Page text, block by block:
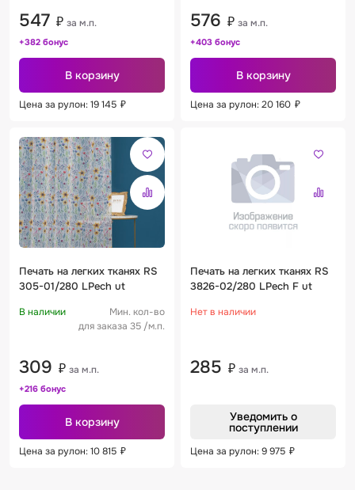
547 ₽ за м.п.
+382 бонус
В корзину
Цена за рулон: 19 145 ₽
576 ₽ за м.п.
+403 бонус
В корзину
Цена за рулон: 20 160 ₽
Печать на легких тканях RS
305-01/280 LPech ut
В наличии
Мин. кол-во
для заказа 35 /м.п.
309 ₽ за м.п.
+216 бонус
В корзину
Цена за рулон: 10 815 ₽
Печать на легких тканях RS
3826-02/280 LPech F ut
Нет в наличии
285 ₽ за м.п.
Уведомить о
поступлении
Цена за рулон: 9 975 ₽